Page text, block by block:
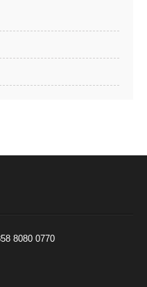
8080 0770